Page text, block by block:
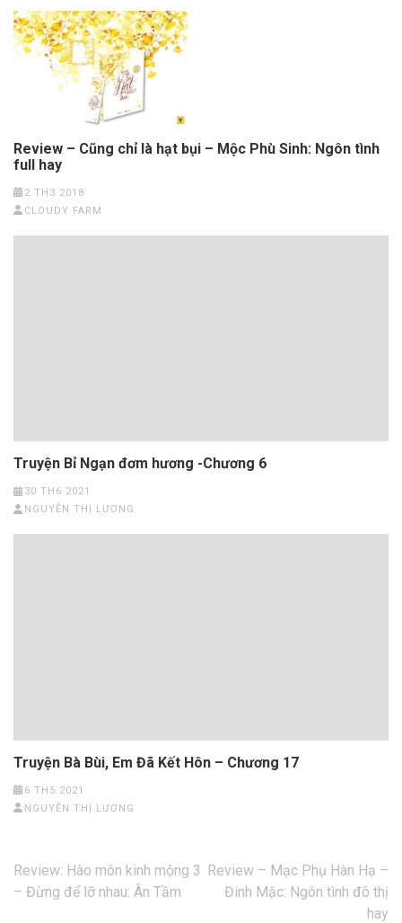
Review – Cũng chỉ là hạt bụi – Mộc Phù Sinh: Ngôn tình
full hay
2 TH3 2018
CLOUDY FARM
Truyện Bỉ Ngạn đơm hương -Chương 6
30 TH6 2021
NGUYỄN THỊ LƯƠNG
Truyện Bà Bùi, Em Đã Kết Hôn – Chương 17
6 TH5 2021
NGUYỄN THỊ LƯƠNG
Điều
hướng
Review: Hào môn kinh mộng 3
– Đừng để lỡ nhau: Ân Tầm
Review – Mạc Phụ Hàn Hạ –
Đinh Mặc: Ngôn tình đô thị
hay